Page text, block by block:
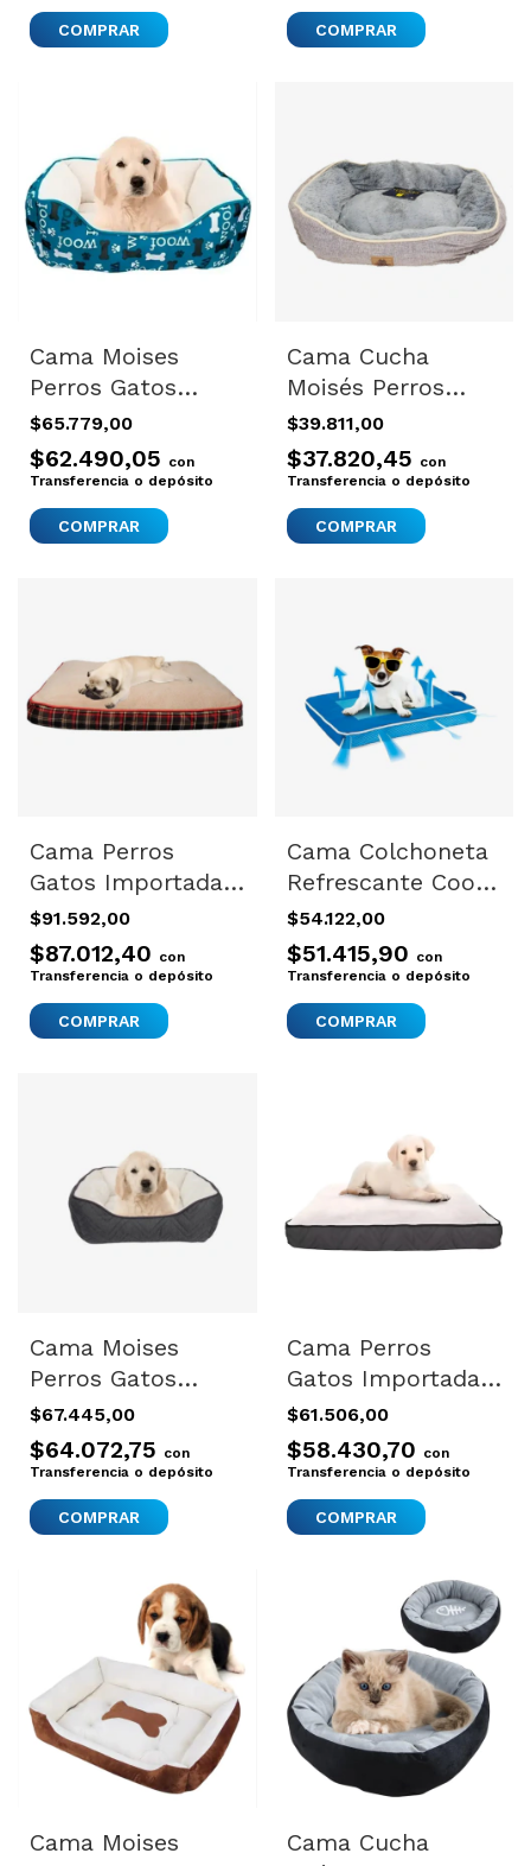
Cama Moises
Perros Gatos
Importada Dog It
Pequeña 60x51
Azul Azul
$65.779,00
$62.490,05 con
Transferencia o depósito
Cama Cucha
Moisés Perros
Gatos Excelente
Calidad 53 X 43
Cm Color Variado
$39.811,00
$37.820,45 con
Transferencia o depósito
Cama Perros
Gatos Importada
Dogit Colchoneta
Rojo 91x71 T
$91.592,00
$87.012,40 con
Transferencia o depósito
Cama Colchoneta
Refrescante Cool
Verano Perros
Gatos Afp S
$54.122,00
$51.415,90 con
Transferencia o depósito
Cama Moises
Perros Gatos
Importada Dog It
Chica Gris Full
Gris
$67.445,00
$64.072,75 con
Transferencia o depósito
Cama Perros
Gatos Importada
Dogit Colchoneta
Gris 73x51 Full
Gris Cuadrado
$61.506,00
$58.430,70 con
Transferencia o depósito
Cama Moises
Cama Cucha